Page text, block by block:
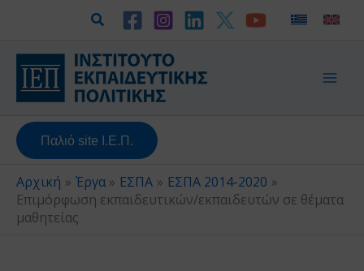
περιεχόμενο
Αναζήτηση
Παλιό site Ι.Ε.Π.
Αρχική Έργα ΕΣΠΑ
ΕΣΠΑ 2014-2020
Επιμόρφωση εκπαιδευτικών/εκπαιδευτών σε θέματα
μαθητείας